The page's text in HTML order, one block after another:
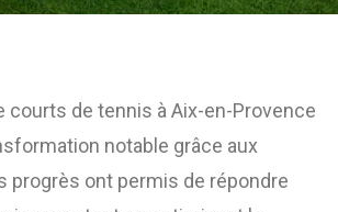
courts de tennis à Aix-en-Provence
notable grâce aux
progrès ont permis de répondre